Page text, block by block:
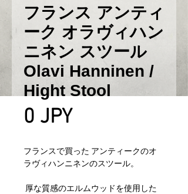
フランス アンティ
ーク オラヴィハン
ニネン スツール
Olavi Hanninen /
Hight Stool
0 JPYPrix
フランスで買った アンティークのオ
ラヴィハンニネンのスツール。
厚な質感のエルムウッドを使用した